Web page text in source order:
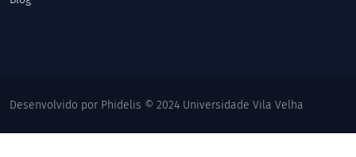
Desenvolvido por Phidelis © 2024 Universidade Vila Velha